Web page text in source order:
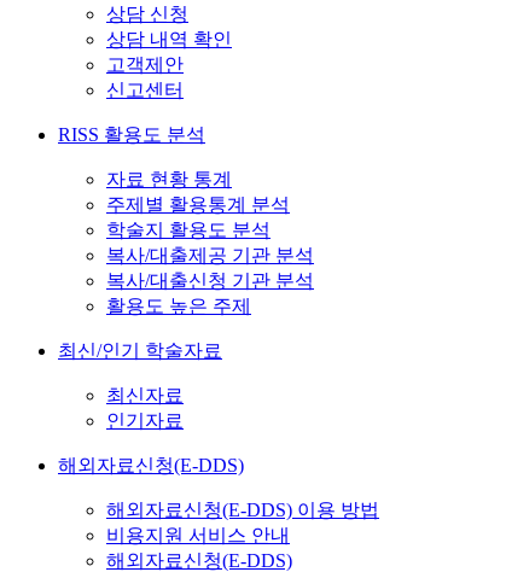
상담 신청
상담 내역 확인
고객제안
신고센터
RISS 활용도 분석
자료 현황 통계
주제별 활용통계 분석
학술지 활용도 분석
복사/대출제공 기관 분석
복사/대출신청 기관 분석
활용도 높은 주제
최신/인기 학술자료
최신자료
인기자료
해외자료신청(E-DDS)
해외자료신청(E-DDS) 이용 방법
비용지원 서비스 안내
해외자료신청(E-DDS)